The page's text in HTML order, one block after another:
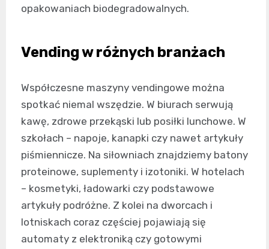
opakowaniach biodegradowalnych.
Vending w różnych branżach
Współczesne maszyny vendingowe można
spotkać niemal wszędzie. W biurach serwują
kawę, zdrowe przekąski lub posiłki lunchowe. W
szkołach – napoje, kanapki czy nawet artykuły
piśmiennicze. Na siłowniach znajdziemy batony
proteinowe, suplementy i izotoniki. W hotelach
– kosmetyki, ładowarki czy podstawowe
artykuły podróżne. Z kolei na dworcach i
lotniskach coraz częściej pojawiają się
automaty z elektroniką czy gotowymi